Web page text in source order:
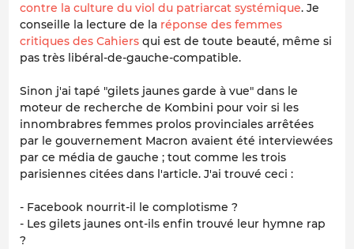
contre la culture du viol du patriarcat systémique. Je
conseille la lecture de la réponse des femmes
critiques des Cahiers qui est de toute beauté, même si
pas très libéral-de-gauche-compatible.
Sinon j'ai tapé "gilets jaunes garde à vue" dans le
moteur de recherche de Kombini pour voir si les
innombrabres femmes prolos provinciales arrêtées
par le gouvernement Macron avaient été interviewées
par ce média de gauche ; tout comme les trois
parisiennes citées dans l'article. J'ai trouvé ceci :
- Facebook nourrit-il le complotisme ?
- Les gilets jaunes ont-ils enfin trouvé leur hymne rap
?